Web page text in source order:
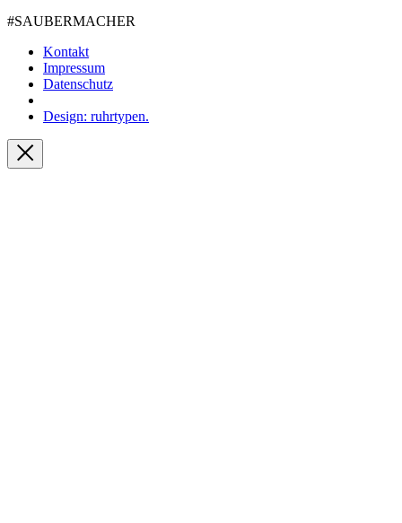
#SAUBER­MACHER
Kontakt
Impressum
Datenschutz
Design: ruhrtypen.